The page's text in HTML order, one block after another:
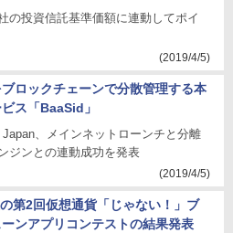
の投資信託基準価額に連動してポイ
(2019/4/5)
ロックチェーンで分散管理する本
ス「BaaSid」
Japan、メインネットローンチと分離
ジンとの連動成功を発表
(2019/4/5)
第2回仮想通貨「じゃない！」ブ
ンアプリコンテストの結果発表